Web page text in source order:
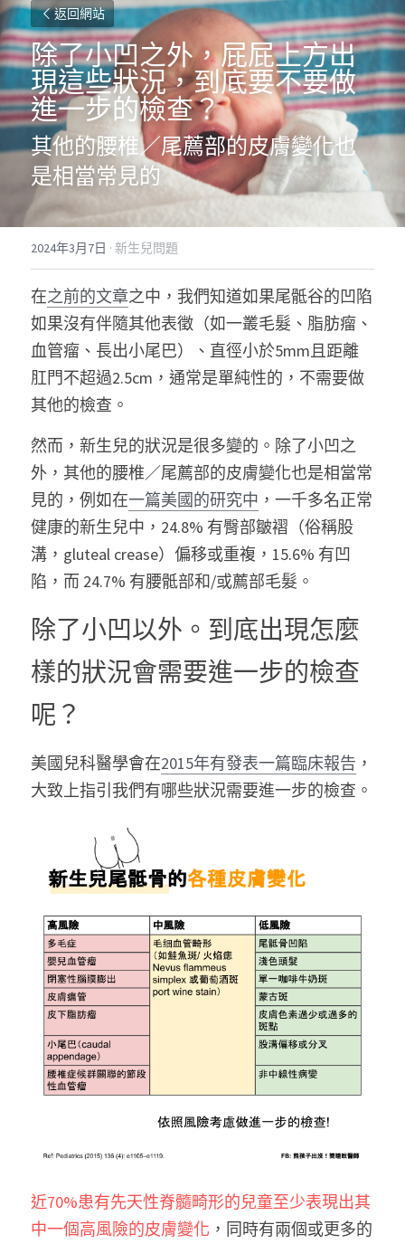
返回網站
除了小凹之外，屁屁上方出
現這些狀況，到底要不要做
進一步的檢查？
其他的腰椎／尾薦部的皮膚變化也
是相當常見的
2024年3月7日 · 新生兒問題
在之前的文章之中，我們知道如果尾骶谷的凹陷
如果沒有伴隨其他表徵（如一叢毛髮、脂肪瘤、
血管瘤、長出小尾巴）、直徑小於5mm且距離
肛門不超過2.5cm，通常是單純性的，不需要做
其他的檢查。
然而，新生兒的狀況是很多變的。除了小凹之
外，其他的腰椎／尾薦部的皮膚變化也是相當常
見的，例如在一篇美國的研究中 ，一千多名正常
健康的新生兒中，24.8% 有臀部皺褶（俗稱股
溝，gluteal crease）偏移或重複，15.6% 有凹
陷，而 24.7% 有腰骶部和/或薦部毛髮。
除了小凹以外。到底出現怎麼
樣的狀況會需要進一步的檢查
呢？
美國兒科醫學會在2015年有發表一篇臨床報告 ，
大致上指引我們有哪些狀況需要進一步的檢查。
近70%患有先天性脊髓畸形的兒童至少表現出其
中一個高風險的皮膚變化 ，同時有兩個或更多的